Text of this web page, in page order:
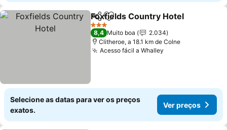
PartilharAdicionar aos favoritos
Foxfields Country Hotel
3 Estrelas
8,4 Muito boa
2.034
Clitheroe, a 18.1 km de Colne
Acesso fácil a Whalley
Selecione as datas para ver os preços
exatos.
Ver preços